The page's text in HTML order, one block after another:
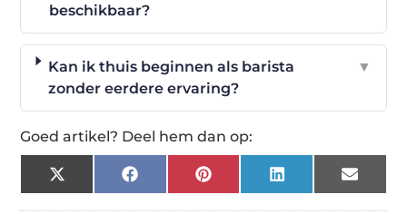
beschikbaar?
Kan ik thuis beginnen als barista
zonder eerdere ervaring?
▼
Goed artikel? Deel hem dan op:
X
(Twitter)
FacebookPinterestLinkedIn Email